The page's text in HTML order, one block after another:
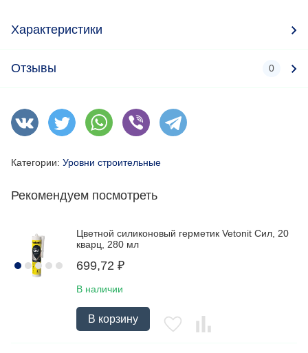
Характеристики
Отзывы 0
Категории: Уровни строительные
Рекомендуем посмотреть
Цветной силиконовый герметик Vetonit Сил, 20
кварц, 280 мл
699,72 ₽
В наличии
В корзину